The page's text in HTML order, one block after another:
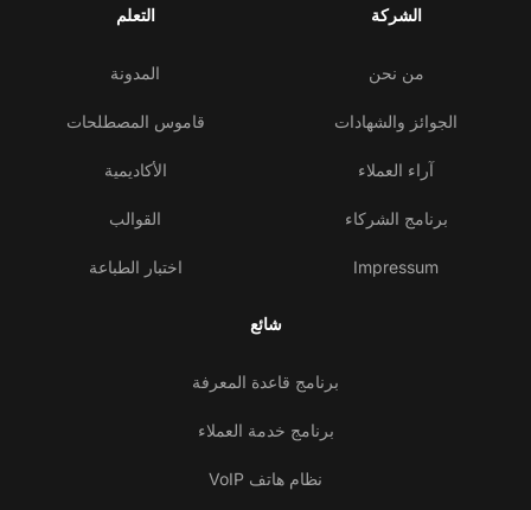
الشركة
من نحن
الجوائز والشهادات
آراء العملاء
برنامج الشركاء
Impressum
التعلم
المدونة
قاموس المصطلحات
الأكاديمية
القوالب
اختبار الطباعة
شائع
برنامج قاعدة المعرفة
برنامج خدمة العملاء
نظام هاتف VoIP